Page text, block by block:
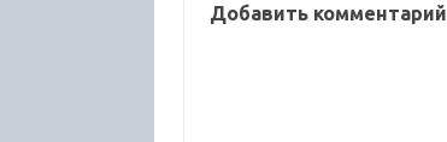
Добавить комментарий